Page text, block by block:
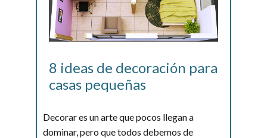
8 ideas de decoración para
casas pequeñas
Decorar es un arte que pocos llegan a
dominar, pero que todos debemos de